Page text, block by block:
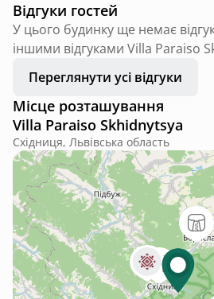
Відгуки гостей
У цього будинку ще немає
іншими відгуками Villa Paraiso
Переглянути усі відгуки
Місце розташування
Villa Paraiso Skhidnytsya
Східниця, Львівська область